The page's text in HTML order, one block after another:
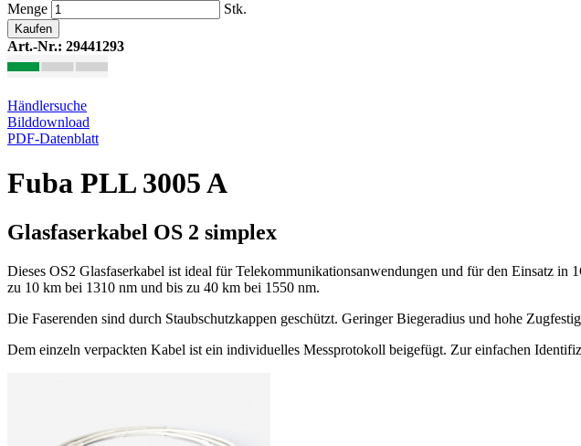
Menge Stk.
Kaufen
Art.-Nr.: 29441293
Händlersuche
Bilddownload
PDF-Datenblatt
Fuba PLL 3005 A
Glasfaserkabel OS 2 simplex
Dieses OS2 Glasfaserkabel ist ideal für Telekommunikationsanwendungen und für den Einsatz
zu 10 km bei 1310 nm und bis zu 40 km bei 1550 nm.
Die Faserenden sind durch Staubschutzkappen geschützt. Geringer Biegeradius und hohe
Dem einzeln verpackten Kabel ist ein individuelles Messprotokoll beigefügt. Zur einfachen